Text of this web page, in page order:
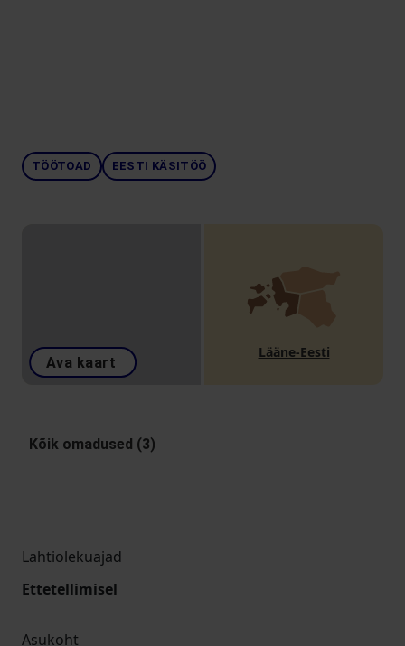
TÖÖTOAD EESTI KÄSITÖÖ
Ava kaart
Lääne-Eesti
Kõik omadused (3)
Lahtiolekuajad
Ettetellimisel
Asukoht